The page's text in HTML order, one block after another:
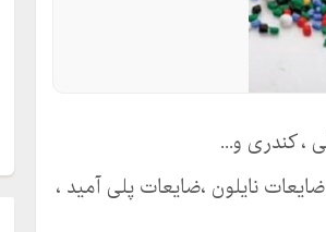
، کندری و...
نایلون ،ضایعات پلی آمید ،